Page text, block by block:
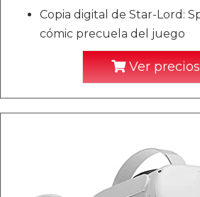
Copia digital de Star-Lord:
cómic precuela del juego
Ver